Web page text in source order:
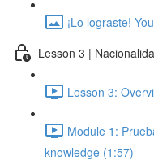
¡Lo lograste!
Lesson 3 |
Lesson 3:
Module 1:
knowledge (1:57)